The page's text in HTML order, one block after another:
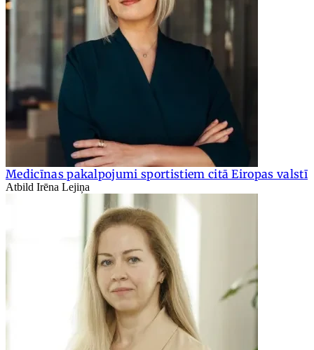
Medicīnas pakalpojumi sportistiem citā Eiropas valstī
Atbild Irēna Lejiņa